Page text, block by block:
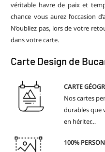
véritable havre de paix et
chance vous aurez l’occasion
N’oubliez pas, lors de votre
dans votre carte.
Carte Design de
CARTE
Nos cartes
durables que
en hériter…
100%